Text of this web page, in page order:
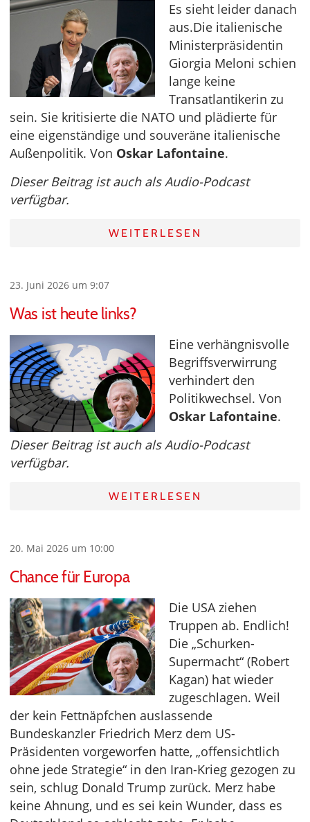
Es sieht leider danach
aus.Die italienische
Ministerpräsidentin
Giorgia Meloni schien
lange keine
Transatlantikerin zu
sein. Sie kritisierte die NATO und plädierte für
eine eigenständige und souveräne italienische
Außenpolitik. Von Oskar Lafontaine.
Dieser Beitrag ist auch als Audio-Podcast
verfügbar.
WEITERLESEN
23. Juni 2026 um 9:07
Was ist heute links?
Eine verhängnisvolle
Begriffsverwirrung
verhindert den
Politikwechsel. Von
Oskar Lafontaine.
Dieser Beitrag ist auch als Audio-Podcast
verfügbar.
WEITERLESEN
20. Mai 2026 um 10:00
Chance für Europa
Die USA ziehen
Truppen ab. Endlich!
Die „Schurken-
Supermacht“ (Robert
Kagan) hat wieder
zugeschlagen. Weil
der kein Fettnäpfchen auslassende
Bundeskanzler Friedrich Merz dem US-
Präsidenten vorgeworfen hatte, „offensichtlich
ohne jede Strategie“ in den Iran-Krieg gezogen zu
sein, schlug Donald Trump zurück. Merz habe
keine Ahnung, und es sei kein Wunder, dass es